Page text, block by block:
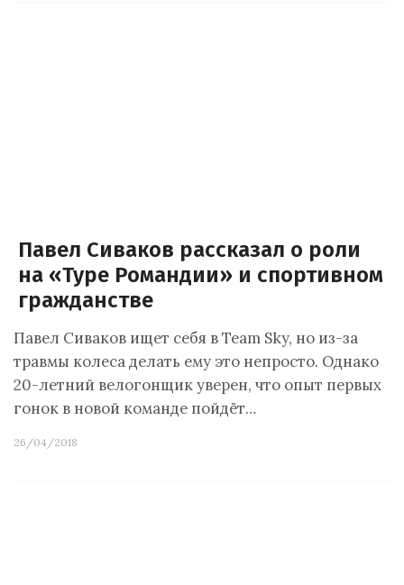
Павел Сиваков рассказал о роли
на «Туре Романдии» и спортивном
гражданстве
Павел Сиваков ищет себя в Team Sky, но из-за
травмы колеса делать ему это непросто. Однако
20-летний велогонщик уверен, что опыт первых
гонок в новой команде пойдёт…
26/04/2018